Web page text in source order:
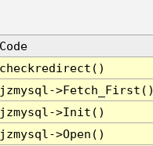
Code
checkredirect()
jzmysql-
jzmysql->Init()
jzmysql->Open()